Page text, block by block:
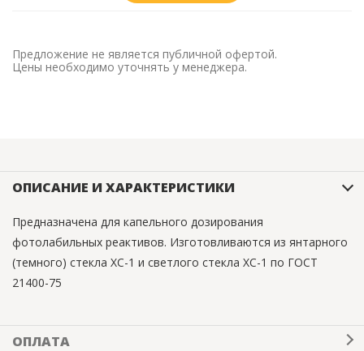
Предложение не является публичной офертой.
Цены необходимо уточнять у менеджера.
ОПИСАНИЕ И ХАРАКТЕРИСТИКИ
Предназначена для капельного дозирования
фотолабильных реактивов. Изготовливаются из янтарного
(темного) стекла ХС-1 и светлого стекла ХС-1 по ГОСТ
21400-75
ОПЛАТА